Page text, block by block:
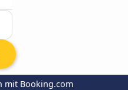
mit Booking.com